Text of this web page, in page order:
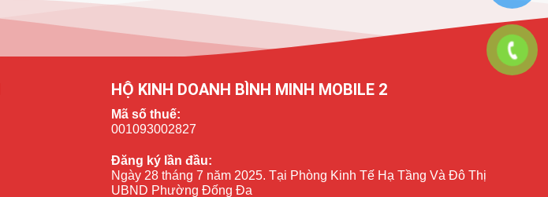
HỘ KINH DOANH BÌNH MINH MOBILE 2
Mã số thuế:
001093002827
Đăng ký lần đầu:
Ngày 28 tháng 7 năm 2025. Tại Phòng Kinh Tế Hạ Tầng Và Đô Thị
UBND Phường Đống Đa